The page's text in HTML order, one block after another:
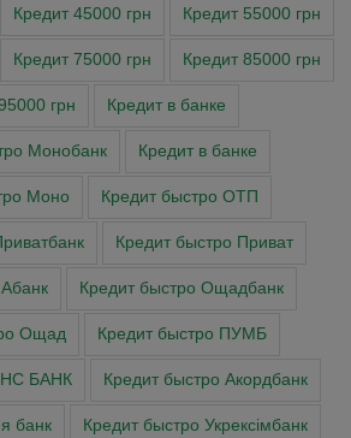
Кредит 45000 грн Кредит 55000 грн
Кредит 75000 грн Кредит 85000 грн
грн Кредит в банке
Монобанк Кредит в банке
Моно Кредит быстро ОТП
Кредит быстро Приват
Кредит быстро Ощадбанк
Ощад Кредит быстро ПУМБ
БАНК Кредит быстро Акордбанк
банк Кредит быстро Укрексімбанк